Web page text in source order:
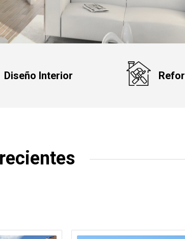
Diseño Interior